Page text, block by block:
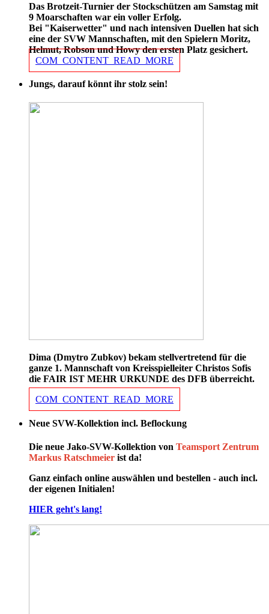
Das Brotzeit-Turnier der Stockschützen am Samstag mit
9 Moarschaften war ein voller Erfolg.
Bei "Kaiserwetter" und nach intensiven Duellen hat sich
eine der SVW Mannschaften, mit den Spielern Moritz,
Helmut, Robson und Howy den ersten Platz gesichert.
COM_CONTENT_READ_MORE
Jungs, darauf könnt ihr stolz sein!
Dima (Dmytro Zubkov) bekam stellvertretend für die
ganze 1. Mannschaft von Kreisspielleiter Christos Sofis
die FAIR IST MEHR URKUNDE des DFB überreicht.
COM_CONTENT_READ_MORE
Neue SVW-Kollektion incl. Beflockung
Die neue Jako-SVW-Kollektion von Teamsport Zentrum
Markus Ratschmeier ist da!
Ganz einfach online auswählen und bestellen - auch incl.
der eigenen Initialen!
HIER geht's lang!